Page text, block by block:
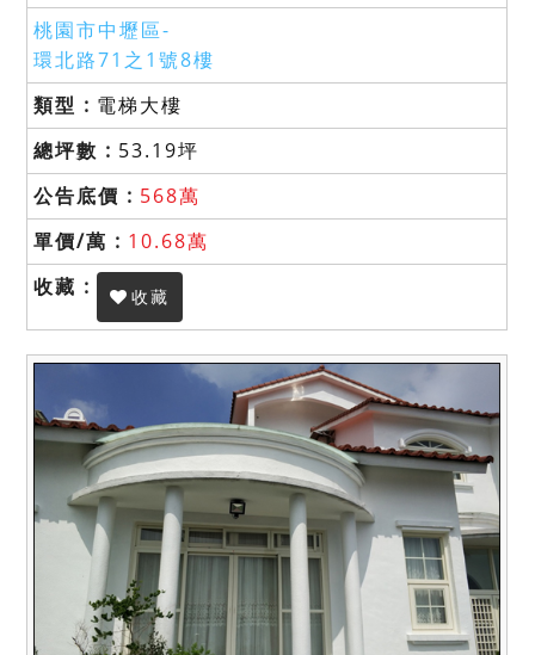
桃園市中壢區-
環北路71之1號8樓
電梯大樓
53.19坪
568萬
10.68萬
收藏